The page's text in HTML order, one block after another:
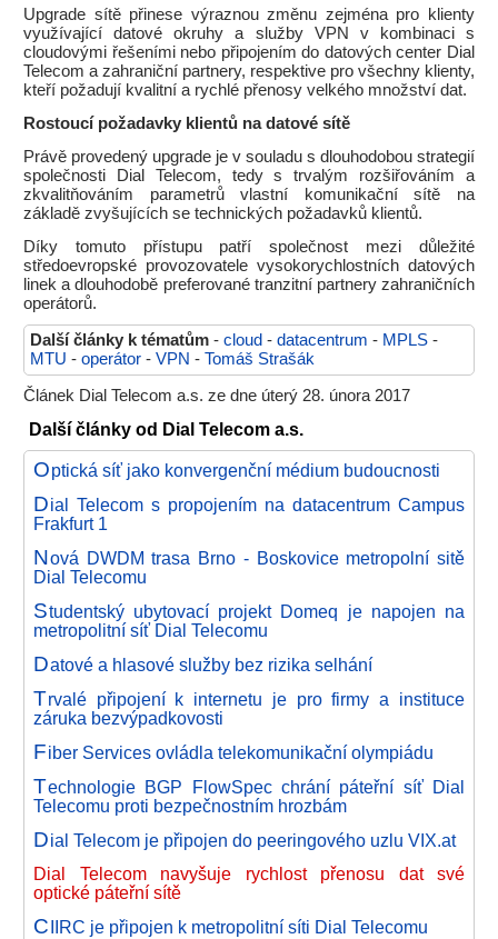
Upgrade sítě přinese výraznou změnu zejména pro klienty
využívající datové okruhy a služby VPN v kombinaci s
cloudovými řešeními nebo připojením do datových center Dial
Telecom a zahraniční partnery, respektive pro všechny klienty,
kteří požadují kvalitní a rychlé přenosy velkého množství dat.
Rostoucí požadavky klientů na datové sítě
Právě provedený upgrade je v souladu s dlouhodobou strategií
společnosti Dial Telecom, tedy s trvalým rozšiřováním a
zkvalitňováním parametrů vlastní komunikační sítě na
základě zvyšujících se technických požadavků klientů.
Díky tomuto přístupu patří společnost mezi důležité
středoevropské provozovatele vysokorychlostních datových
linek a dlouhodobě preferované tranzitní partnery zahraničních
operátorů.
Další články k tématům - cloud - datacentrum - MPLS -
MTU - operátor - VPN - Tomáš Strašák
Článek Dial Telecom a.s. ze dne úterý 28. února 2017
Další články od Dial Telecom a.s.
Optická síť jako konvergenční médium budoucnosti
Dial Telecom s propojením na datacentrum Campus
Frakfurt 1
Nová DWDM trasa Brno - Boskovice metropolní sitě
Dial Telecomu
Studentský ubytovací projekt Domeq je napojen na
metropolitní síť Dial Telecomu
Datové a hlasové služby bez rizika selhání
Trvalé připojení k internetu je pro firmy a instituce
záruka bezvýpadkovosti
Fiber Services ovládla telekomunikační olympiádu
Technologie BGP FlowSpec chrání páteřní síť Dial
Telecomu proti bezpečnostním hrozbám
Dial Telecom je připojen do peeringového uzlu VIX.at
Dial Telecom navyšuje rychlost přenosu dat své
optické páteřní sítě
CIIRC je připojen k metropolitní síti Dial Telecomu